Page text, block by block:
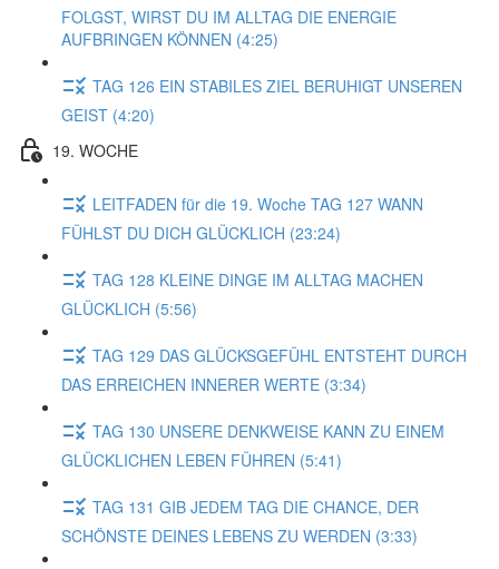
FOLGST, WIRST DU IM ALLTAG DIE ENERGIE
AUFBRINGEN KÖNNEN (4:25)
TAG 126 EIN STABILES ZIEL BERUHIGT UNSEREN
GEIST (4:20)
19. WOCHE
LEITFADEN für die 19. Woche TAG 127 WANN
FÜHLST DU DICH GLÜCKLICH (23:24)
TAG 128 KLEINE DINGE IM ALLTAG MACHEN
GLÜCKLICH (5:56)
TAG 129 DAS GLÜCKSGEFÜHL ENTSTEHT DURCH
DAS ERREICHEN INNERER WERTE (3:34)
TAG 130 UNSERE DENKWEISE KANN ZU EINEM
GLÜCKLICHEN LEBEN FÜHREN (5:41)
TAG 131 GIB JEDEM TAG DIE CHANCE, DER
SCHÖNSTE DEINES LEBENS ZU WERDEN (3:33)